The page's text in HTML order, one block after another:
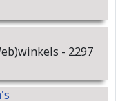
- 2297